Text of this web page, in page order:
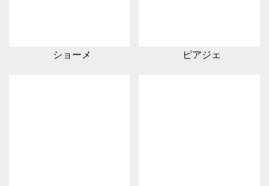
ショーメ ピアジェ